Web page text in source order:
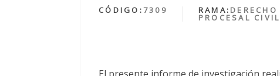
CÓDIGO: 7309 RAMA: DERECHO
PROCESAL CIVIL